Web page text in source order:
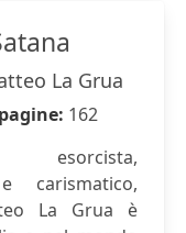
La Grua
162
esorcista,
carismatico,
La Grua è